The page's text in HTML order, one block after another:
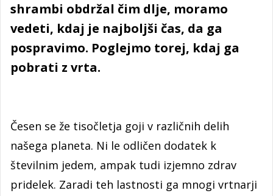
shrambi obdržal čim dlje, moramo
vedeti, kdaj je najboljši čas, da ga
pospravimo. Poglejmo torej, kdaj ga
pobrati z vrta.
Česen se že tisočletja goji v različnih delih
našega planeta. Ni le odličen dodatek k
številnim jedem, ampak tudi izjemno zdrav
pridelek. Zaradi teh lastnosti ga mnogi vrtnarji